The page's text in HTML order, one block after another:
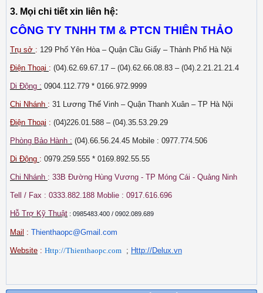
3. Mọi chi tiết xin liên hệ:
CÔNG TY TNHH TM & PTCN THIÊN THẢO
Trụ sở : 129 Phố Yên Hòa – Quận Cầu Giấy – Thành Phố Hà Nội
Điện Thoại : (04).62.69.67.17 – (04).62.66.08.83 – (04).2.21.21.21.4
Di Động : 0904.112.779 * 0166.972.9999
Chi Nhánh : 31 Lương Thế Vinh – Quận Thanh Xuân – TP Hà Nội
Điện Thoại : (04)226.01.588 – (04).35.53.29.29
Phòng Bảo Hành : (04).66.56.24.45 Mobile : 0977.774.506
Di Động : 0979.259.555 * 0169.892.55.55
Chi Nhánh : 33B Đường Hùng Vương - TP Móng Cái - Quảng Ninh
Tell / Fax : 0333.882.188 Moblie : 0917.616.696
Hỗ Trợ Kỹ Thuật : 0985483.400 / 0902.089.689
Mail : Thienthaopc@Gmail.com
Website : Http://Thienthaopc.com ; Http://Delux.vn